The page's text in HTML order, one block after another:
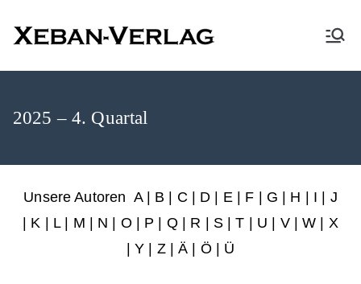
XEBAN-Verlag
2025 – 4. Quartal
Unsere Autoren A| B C D E| F G H I
J
K L| M N O P Q| R S |T U V|W
X
Y Z|Ä | Ö | Ü